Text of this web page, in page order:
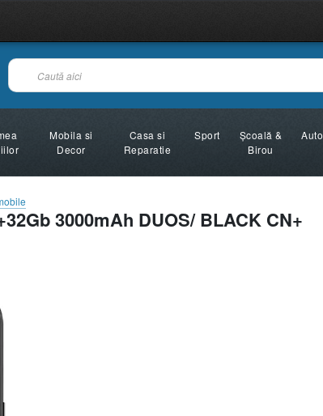
Mobila si
Decor
Casa si
Reparatie
Sport
Şcoală &
Birou
Auto
3000mAh DUOS/ BLACK CN+